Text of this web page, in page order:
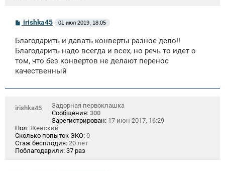
С
о
б
щ
н
и
irishka45 01 июл 2019, 18:05
Благодарить и давать конверты разное дело!!
Благодарить надо всегда и всех, но речь то идет о
том, что без конвертов не делают перенос
качественный
irishka45
Задорная первоклашка
Сообщения: 300
Зарегистрирован: 17 июн 2017, 16:29
Пол: Женский
Сколько попыток ЭКО: 0
Стаж бесплодия: 20 лет
Поблагодарили: 37 раз